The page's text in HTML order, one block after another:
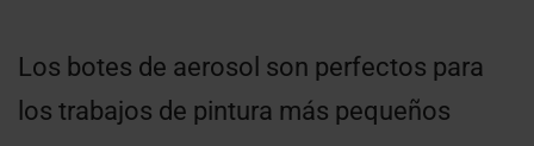
Los botes de aerosol son perfectos para
los trabajos de pintura más pequeños